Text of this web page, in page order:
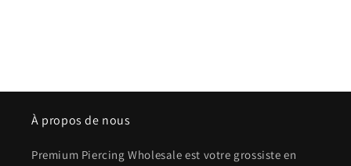
À propos de nous
Premium Piercing Wholesale est votre grossiste en